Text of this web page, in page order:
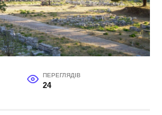
ПЕРЕГЛЯДІВ
24